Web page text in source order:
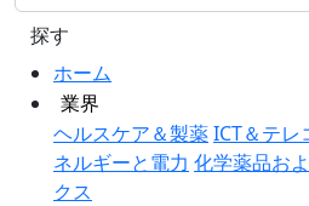
ホーム
業界
ヘルスケア＆製薬ICT＆テレ
ネルギーと電力 化学薬品お
クス
探す